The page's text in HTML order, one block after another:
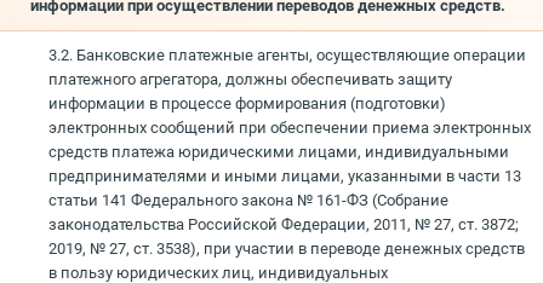
информации при осуществлении переводов денежных средств.
3.2. Банковские платежные агенты, осуществляющие операции
платежного агрегатора, должны обеспечивать защиту
информации в процессе формирования (подготовки)
электронных сообщений при обеспечении приема электронных
средств платежа юридическими лицами, индивидуальными
предпринимателями и иными лицами, указанными в части 13
статьи 141 Федерального закона № 161-ФЗ (Собрание
законодательства Российской Федерации, 2011, № 27, ст. 3872;
2019, № 27, ст. 3538), при участии в переводе денежных средств
в пользу юридических лиц, индивидуальных